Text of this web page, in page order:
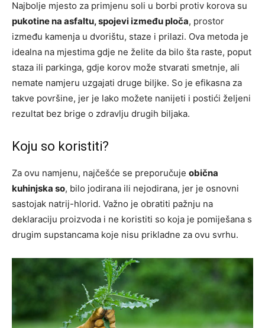
Najbolje mjesto za primjenu soli u borbi protiv korova su
pukotine na asfaltu, spojevi između ploča, prostor
između kamenja u dvorištu, staze i prilazi. Ova metoda je
idealna na mjestima gdje ne želite da bilo šta raste, poput
staza ili parkinga, gdje korov može stvarati smetnje, ali
nemate namjeru uzgajati druge biljke. So je efikasna za
takve površine, jer je lako možete nanijeti i postići željeni
rezultat bez brige o zdravlju drugih biljaka.
Koju so koristiti?
Za ovu namjenu, najčešće se preporučuje obična
kuhinjska so, bilo jodirana ili nejodirana, jer je osnovni
sastojak natrij-hlorid. Važno je obratiti pažnju na
deklaraciju proizvoda i ne koristiti so koja je pomiješana s
drugim supstancama koje nisu prikladne za ovu svrhu.